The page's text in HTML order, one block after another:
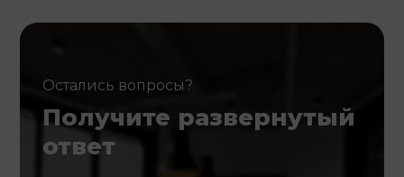
Остались вопросы?
Получите развернутый
ответ